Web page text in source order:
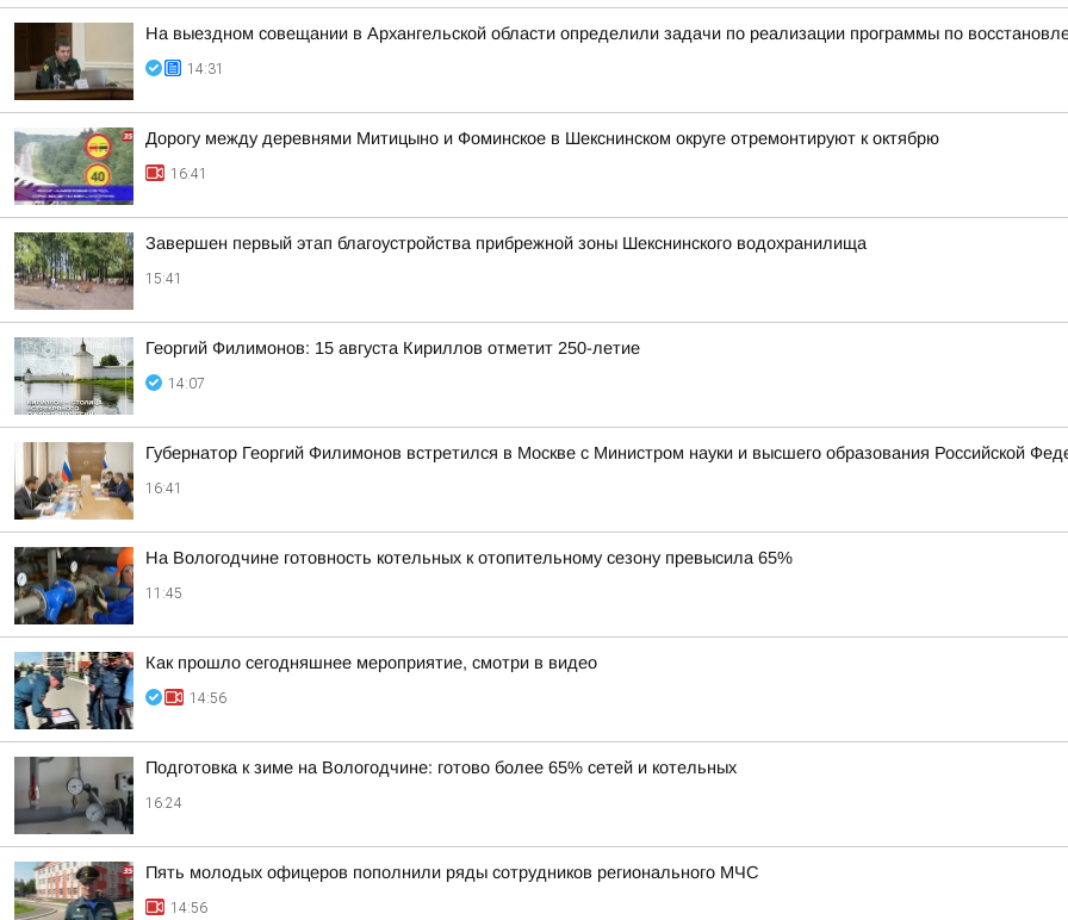
На выездном совещании в Архангельской области определили задачи по реализации программы по
14:31
Дорогу между деревнями Митицыно и Фоминское в Шекснинском округе отремонтируют к октябрю
16:41
Завершен первый этап благоустройства прибрежной зоны Шекснинского водохранилища
15:41
Георгий Филимонов: 15 августа Кириллов отметит 250-летие
14:07
Губернатор Георгий Филимонов встретился в Москве с Министром науки и высшего образования Российской
16:41
На Вологодчине готовность котельных к отопительному сезону превысила 65%
11:45
Как прошло сегодняшнее мероприятие, смотри в видео
14:56
Подготовка к зиме на Вологодчине: готово более 65% сетей и котельных
16:24
Пять молодых офицеров пополнили ряды сотрудников регионального МЧС
14:56